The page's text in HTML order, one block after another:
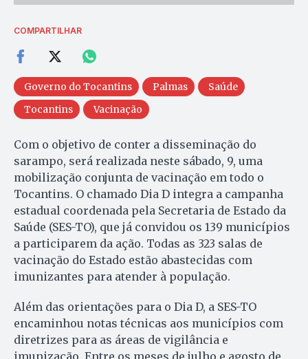
COMPARTILHAR
Governo do Tocantins Palmas
Saúde
Tocantins
Vacinação
Com o objetivo de conter a disseminação do
sarampo, será realizada neste sábado, 9, uma
mobilização conjunta de vacinação em todo o
Tocantins. O chamado Dia D integra a campanha
estadual coordenada pela Secretaria de Estado da
Saúde (SES-TO), que já convidou os 139 municípios
a participarem da ação. Todas as 323 salas de
vacinação do Estado estão abastecidas com
imunizantes para atender à população.
Além das orientações para o Dia D, a SES-TO
encaminhou notas técnicas aos municípios com
diretrizes para as áreas de vigilância e
imunização. Entre os meses de julho e agosto de